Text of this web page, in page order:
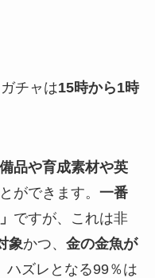
チャは15時から1時
品や育成素材や英
ができます。 一番
ですが、これは非
象かつ、 金の金魚が
ハズレとなる99％は